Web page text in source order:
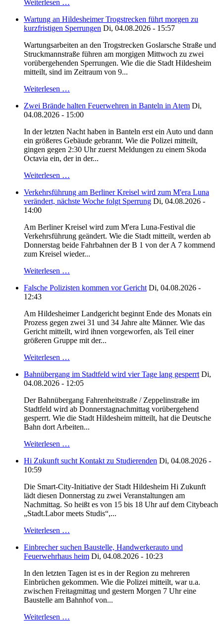
Weiterlesen …
Wartung an Hildesheimer Trogstrecken führt morgen zu
kurzfristigen Sperrungen Di, 04.08.2026 - 15:57
Wartungsarbeiten an den Trogstrecken Goslarsche Straße und
Struckmannstraße führen am morgigen Mittwoch zu zwei
vorübergehenden Sperrungen. Wie die die Stadt Hildesheim
mitteilt, sind im Zeitraum von 9...
Weiterlesen …
Zwei Brände halten Feuerwehren in Banteln in Atem Di,
04.08.2026 - 15:00
In der letzten Nacht haben in Banteln erst ein Auto und dann
ein größeres Gebäude gebrannt. Wie die Polizei mitteilt,
gingen gegen 2:30 Uhr zuerst Meldungen zu einem Skoda
Octavia ein, der in der...
Weiterlesen …
Verkehrsführung am Berliner Kreisel wird zum M'era Luna
verändert, nächste Woche folgt Sperrung Di, 04.08.2026 -
14:00
Am Berliner Kreisel wird zum M'era Luna-Festival die
Verkehrsführung geändert. Wie die Stadt mitteilt, werden ab
Donnerstag beide Fahrbahnen der B 1 von der A 7 kommend
zum Kreisel wieder...
Weiterlesen …
Falsche Polizisten kommen vor Gericht Di, 04.08.2026 -
12:43
Am Hildesheimer Landgericht beginnt Ende des Monats ein
Prozess gegen zwei 31 und 34 Jahre alte Männer. Wie das
Gericht mitteilt, wird ihnen vorgeworfen, als Teil einer
größeren Gruppe mit der...
Weiterlesen …
Bahnübergang im Stadtfeld wird vier Tage lang gesperrt Di,
04.08.2026 - 12:05
Der Bahnübergang Fahrenheitstraße / Zeppelinstraße im
Stadtfeld wird ab Donnerstagnachmittag vorübergehend
gesperrt. Wie die Stadt Hildesheim mitteilt, hat die Deutsche
Bahn dort Arbeiten...
Weiterlesen …
Hi Zukunft sucht Kontakt zu Studierenden Di, 04.08.2026 -
10:59
Die Smart-City-Initiative der Stadt Hildesheim Hi Zukunft
lädt diesen Donnerstag zu zwei Veranstaltungen am
Nachmittag. So heißt es von 15 bis 18 Uhr auf dem Citybeach
„Stadt.Labor meets Studis“,...
Weiterlesen …
Einbrecher suchen Baustelle, Handwerkerauto und
Feuerwehrhaus heim Di, 04.08.2026 - 10:23
In den letzten Tagen ist es in der Region zu mehreren
Einbrüchen gekommen. Wie die Polizei mitteilt, war u.a.
zwischen Freitagmittag und gestern Morgen 7 Uhr eine
Baustelle am Bahnhof von...
Weiterlesen …